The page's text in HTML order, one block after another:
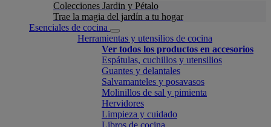
Colecciones Jardin y Pétalo
Trae la magia del jardín a tu hogar
Esenciales de cocina
Herramientas y utensilios de cocina
Ver todos los productos en accesorios
Espátulas, cuchillos y utensilios
Guantes y delantales
Salvamanteles y posavasos
Molinillos de sal y pimienta
Hervidores
Limpieza y cuidado
Libros de cocina